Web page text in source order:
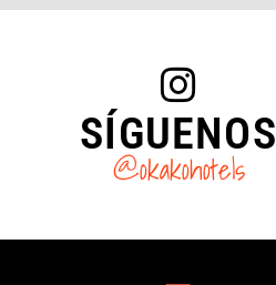
SÍGUENOS
@okakohotels